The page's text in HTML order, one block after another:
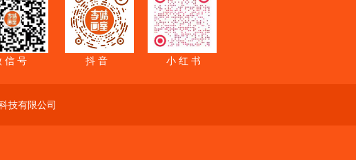
信 号 抖 音 小 红 书
技有限公司